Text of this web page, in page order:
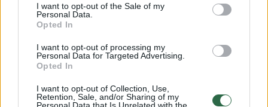
I want to opt-out of the Sale of my
Personal Data.
Opted In
I want to opt-out of processing my
Personal Data for Targeted Advertising.
Opted In
I want to opt-out of Collection, Use,
Retention, Sale, and/or Sharing of my
Personal Data that Is Unrelated with the
įžaidėjas iš Kroatijos